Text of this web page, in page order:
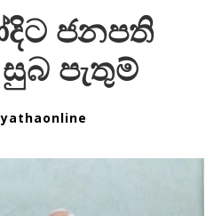
ජනපති
පැතුම්